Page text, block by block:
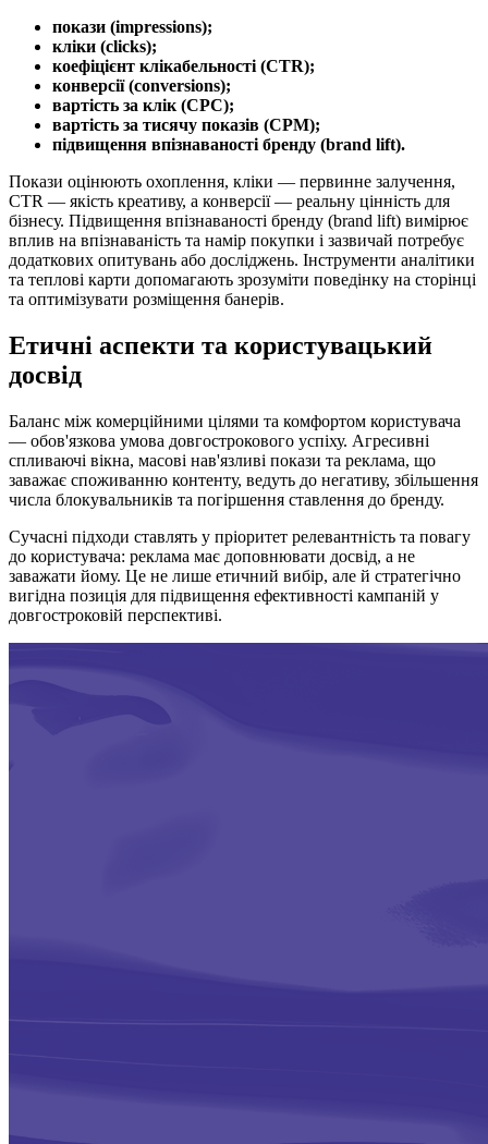
покази (impressions);
кліки (clicks);
коефіцієнт клікабельності (CTR);
конверсії (conversions);
вартість за клік (CPC);
вартість за тисячу показів (CPM);
підвищення впізнаваності бренду (brand lift).
Покази оцінюють охоплення, кліки — первинне залучення,
CTR — якість креативу, а конверсії — реальну цінність для
бізнесу. Підвищення впізнаваності бренду (brand lift) вимірює
вплив на впізнаваність та намір покупки і зазвичай потребує
додаткових опитувань або досліджень. Інструменти аналітики
та теплові карти допомагають зрозуміти поведінку на сторінці
та оптимізувати розміщення банерів.
Етичні аспекти та користувацький
досвід
Баланс між комерційними цілями та комфортом користувача
— обов'язкова умова довгострокового успіху. Агресивні
спливаючі вікна, масові нав'язливі покази та реклама, що
заважає споживанню контенту, ведуть до негативу, збільшення
числа блокувальників та погіршення ставлення до бренду.
Сучасні підходи ставлять у пріоритет релевантність та повагу
до користувача: реклама має доповнювати досвід, а не
заважати йому. Це не лише етичний вибір, але й стратегічно
вигідна позиція для підвищення ефективності кампаній у
довгостроковій перспективі.